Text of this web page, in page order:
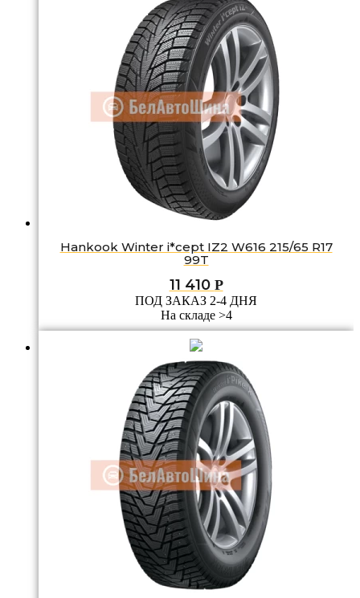
Hankook Winter i*cept IZ2 W616 215/65 R17
99T
11 410 Р
ПОД ЗАКАЗ 2-4 ДНЯ
На складе >4